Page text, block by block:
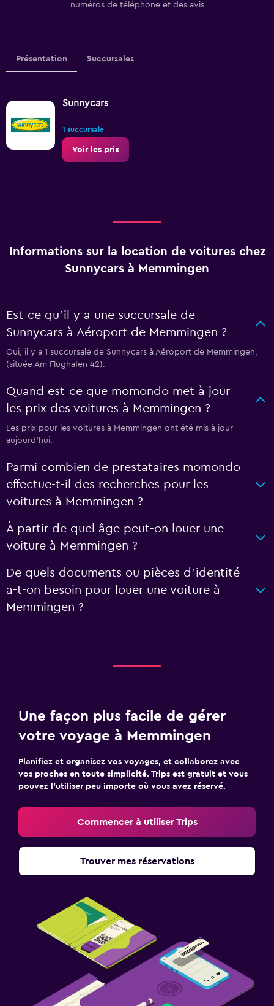
numéros de téléphone et des avis
Présentation Succursales
Sunnycars
1 succursale
Voir les prix
Informations sur la location de voitures chez
Sunnycars à Memmingen
Est-ce qu’il y a une succursale de
Sunnycars à Aéroport de Memmingen ?
Oui, il y a 1 succursale de Sunnycars à Aéroport de Memmingen,
(située Am Flughafen 42).
Quand est-ce que momondo met à jour
les prix des voitures à Memmingen ?
Les prix pour les voitures à Memmingen ont été mis à jour
aujourd'hui.
Parmi combien de prestataires momondo
effectue-t-il des recherches pour les
voitures à Memmingen ?
À partir de quel âge peut-on louer une
voiture à Memmingen ?
De quels documents ou pièces d'identité
a-t-on besoin pour louer une voiture à
Memmingen ?
Une façon plus facile de gérer
votre voyage à Memmingen
Planifiez et organisez vos voyages, et collaborez avec
vos proches en toute simplicité. Trips est gratuit et vous
pouvez l’utiliser peu importe où vous avez réservé.
Commencer à utiliser Trips
Trouver mes réservations